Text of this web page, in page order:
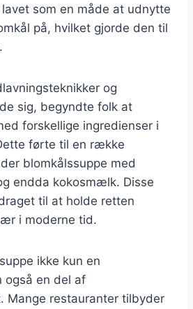
som en måde at udnytte
på, hvilket gjorde den til
og
sig, begyndte folk at
forskellige ingredienser i
førte til en række
blomkålssuppe med
endda kokosmælk. Disse
til at holde retten
i moderne tid.
ikke kun en
også en del af
Mange restauranter tilbyder